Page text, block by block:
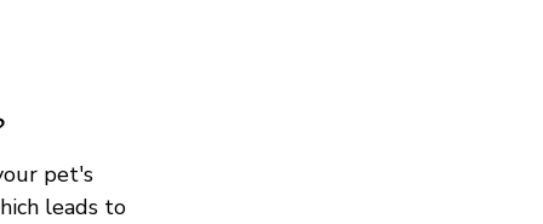
pet's
leads to